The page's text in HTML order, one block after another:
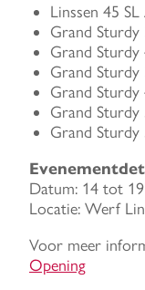
Linssen 45 SL
Grand Sturdy
Grand Sturdy
Grand Sturdy
Grand Sturdy
Grand Sturdy
Grand
Datum: 14 tot
Locatie: Werf
Voor meer
Opening